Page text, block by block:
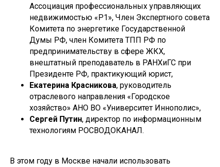
Ассоциация профессиональных управляющих
недвижимостью «Р1», Член Экспертного совета
Комитета по энергетике Государственной
Думы РФ, член Комитета ТПП РФ по
предпринимательству в сфере ЖКХ,
внештатный преподаватель в РАНХиГС при
Президенте РФ, практикующий юрист,
Екатерина Красникова, руководитель
отраслевого направления «Городское
хозяйство» АНО ВО «Университет Иннополис»,
Сергей Путин, директор по информационным
технологиям РОСВОДОКАНАЛ.
В этом году в Москве начали использовать